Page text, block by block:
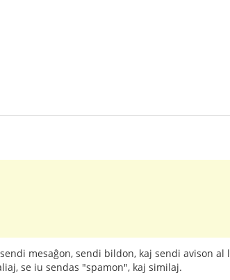
mesaĝon, sendi bildon, kaj sendi avison
se iu sendas "spamon", kaj similaj.